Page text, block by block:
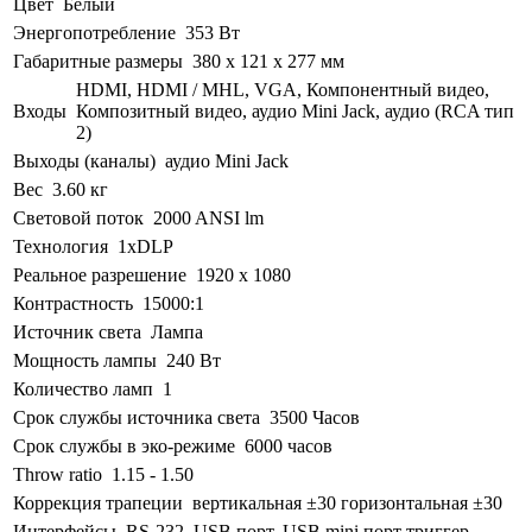
Энергопотребление 353 Вт
Габаритные размеры 380 x 121 x 277 мм
Входы
HDMI, HDMI / MHL, VGA, Компонентный видео,
Композитный видео, аудио Mini Jack, аудио (RCA тип
2)
Выходы (каналы) аудио Mini Jack
Вес 3.60 кг
Световой поток 2000 ANSI lm
Технология 1xDLP
Реальное разрешение 1920 x 1080
Контрастность 15000:1
Источник света Лампа
Мощность лампы 240 Вт
Количество ламп 1
Срок службы источника света 3500 Часов
Срок службы в эко-режиме 6000 часов
Throw ratio 1.15 - 1.50
Коррекция трапеции вертикальная ±30 горизонтальная ±30